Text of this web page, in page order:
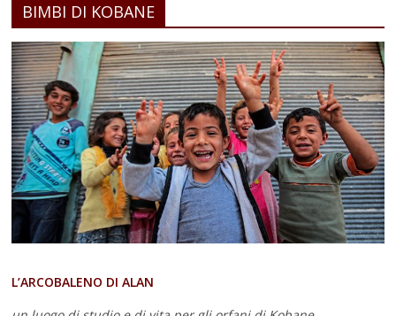
BIMBI DI KOBANE
L’ARCOBALENO DI ALAN